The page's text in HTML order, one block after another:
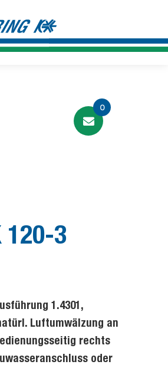
0
120-3
1.4301,
Luftumwälzung an
rechts
oder